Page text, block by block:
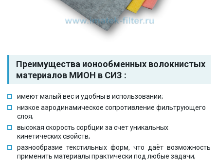
Преимущества ионообменных волокнистых
материалов МИОН в СИЗ :
имеют малый вес и удобны в использовании;
низкое аэродинамическое сопротивление фильтрующего
слоя;
высокая скорость сорбции за счет уникальных
кинетических свойств;
разнообразие текстильных форм, что даёт возможность
применить материалы практически под любые задачи;